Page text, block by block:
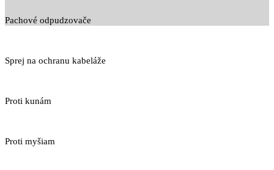
Pachové odpudzovače
Sprej na ochranu kabeláže
Proti kunám
Proti myšiam